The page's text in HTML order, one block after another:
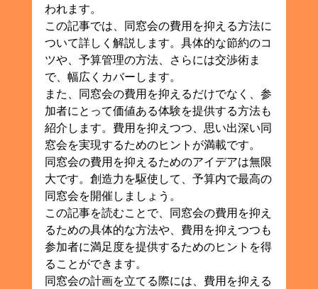
われます。
この記事では、同窓会の費用を抑える方法に
ついて詳しく解説します。具体的な節約のコ
ツや、予算管理の方法、さらには交渉術ま
で、幅広くカバーします。
また、同窓会の費用を抑えるだけでなく、参
加者にとって価値ある体験を提供する方法も
紹介します。費用を抑えつつ、思い出深い同
窓会を実現するためのヒントが満載です。
同窓会の費用を抑えるためのアイデアは無限
大です。創造力を駆使して、予算内で最高の
同窓会を開催しましょう。
この記事を読むことで、同窓会の費用を抑え
るための具体的な方法や、費用を抑えつつも
参加者に満足度を提供するためのヒントを得
ることができます。
同窓会の計画を立てる際には、費用を抑える